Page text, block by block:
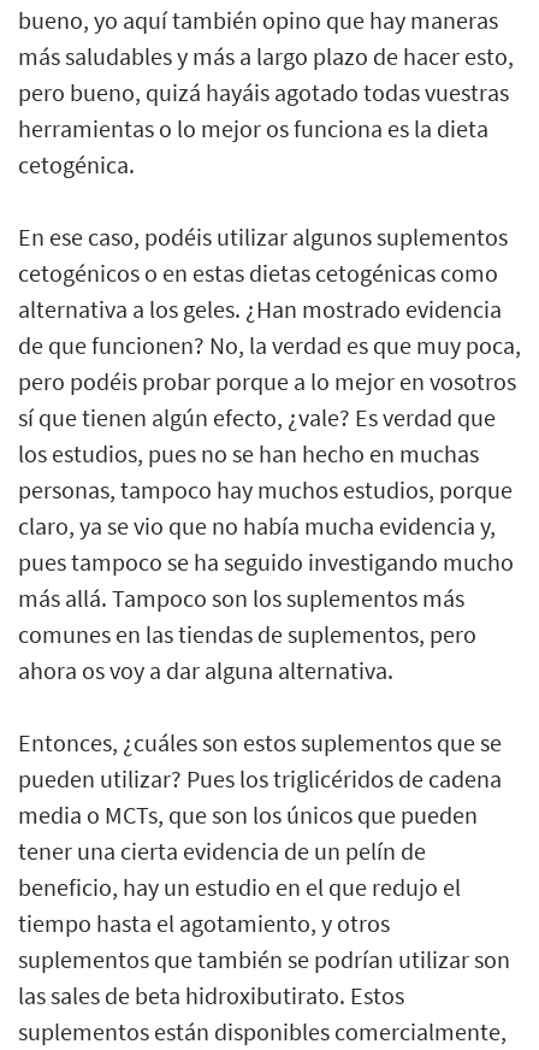
bueno, yo aquí también opino que hay maneras
más saludables y más a largo plazo de hacer esto,
pero bueno, quizá hayáis agotado todas vuestras
herramientas o lo mejor os funciona es la dieta
cetogénica.
En ese caso, podéis utilizar algunos suplementos
cetogénicos o en estas dietas cetogénicas como
alternativa a los geles. ¿Han mostrado evidencia
de que funcionen? No, la verdad es que muy poca,
pero podéis probar porque a lo mejor en vosotros
sí que tienen algún efecto, ¿vale? Es verdad que
los estudios, pues no se han hecho en muchas
personas, tampoco hay muchos estudios, porque
claro, ya se vio que no había mucha evidencia y,
pues tampoco se ha seguido investigando mucho
más allá. Tampoco son los suplementos más
comunes en las tiendas de suplementos, pero
ahora os voy a dar alguna alternativa.
Entonces, ¿cuáles son estos suplementos que se
pueden utilizar? Pues los triglicéridos de cadena
media o MCTs, que son los únicos que pueden
tener una cierta evidencia de un pelín de
beneficio, hay un estudio en el que redujo el
tiempo hasta el agotamiento, y otros
suplementos que también se podrían utilizar son
las sales de beta hidroxibutirato. Estos
suplementos están disponibles comercialmente,